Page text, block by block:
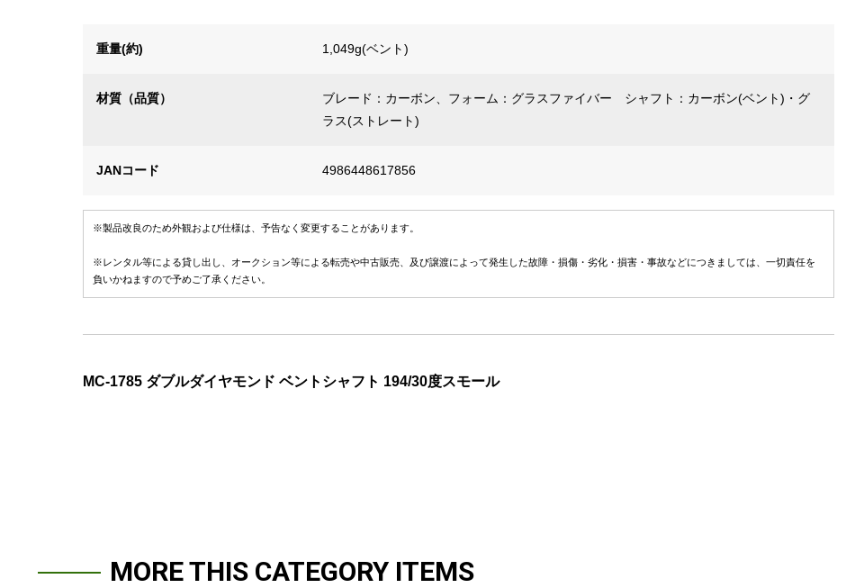
重量(約) 1,049g(ベント)
材質（品質）
ブレード：カーボン、フォーム：グラスファイバー シャフト：カーボン(ベント)・グ
ラス(ストレート)
JANコード 4986448617856
※製品改良のため外観および仕様は、予告なく変更することがあります。
※レンタル等による貸し出し、オークション等による転売や中古販売、及び譲渡によって発生した故障・損傷・劣化・損害・事故などにつきましては、一切責任を
負いかねますので予めご了承ください。
MC-1785 ダブルダイヤモンド ベントシャフト 194/30度スモール
MORE THIS CATEGORY ITEMS